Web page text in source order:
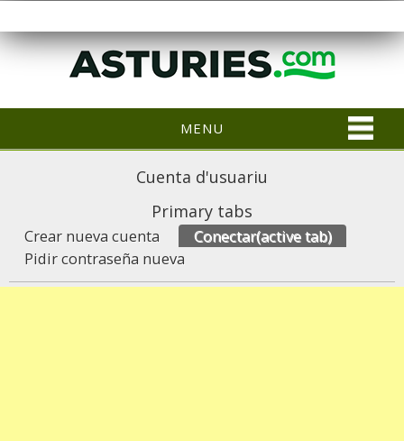
MENU
Cuenta d'usuariu
Primary tabs
Crear nueva cuenta Conectar(active tab)
Pidir contraseña nueva